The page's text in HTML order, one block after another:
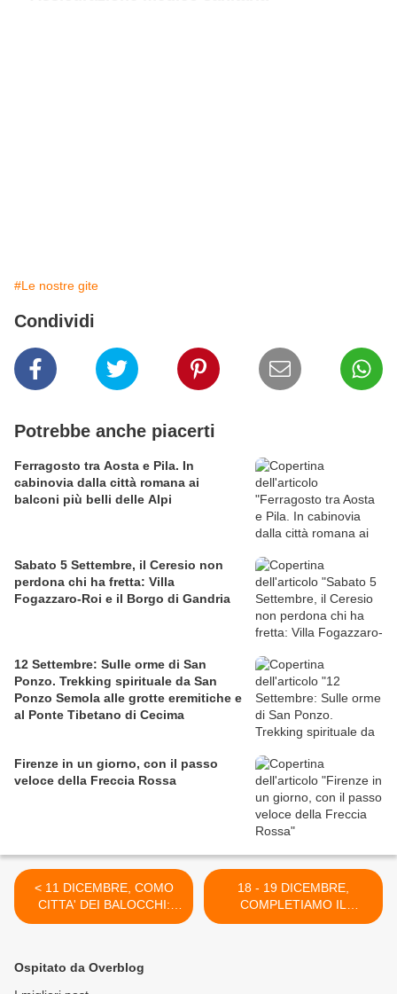
#Le nostre gite
Condividi
Potrebbe anche piacerti
Ferragosto tra Aosta e Pila. In
cabinovia dalla città romana ai
balconi più belli delle Alpi
Sabato 5 Settembre, il Ceresio non
perdona chi ha fretta: Villa
Fogazzaro-Roi e il Borgo di Gandria
12 Settembre: Sulle orme di San
Ponzo. Trekking spirituale da San
Ponzo Semola alle grotte eremitiche e
al Ponte Tibetano di Cecima
Firenze in un giorno, con il passo
veloce della Freccia Rossa
< 11 DICEMBRE, COMO
CITTA' DEI BALOCCHI:
TORNANO LO
18 - 19 DICEMBRE,
COMPLETIAMO IL
PROGRAMMA CON I
Ospitato da Overblog